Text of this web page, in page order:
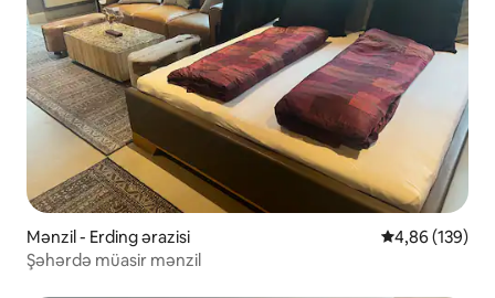
Mənzil - Erding ərazisi Ortalama
4,86 (139)
Şəhərdə müasir mənzil